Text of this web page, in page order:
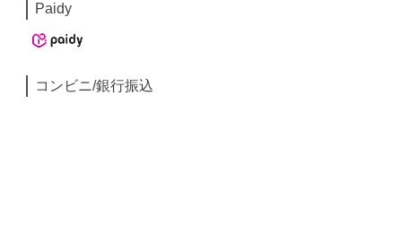
Paidy
コンビニ/銀行振込